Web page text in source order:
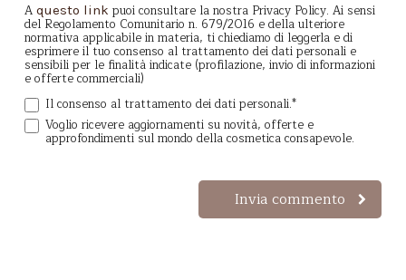
A questo link puoi consultare la nostra Privacy Policy. Ai sensi
del Regolamento Comunitario n. 679/2016 e della ulteriore
normativa applicabile in materia, ti chiediamo di leggerla e di
esprimere il tuo consenso al trattamento dei dati personali e
sensibili per le finalità indicate (profilazione, invio di informazioni
e offerte commerciali)
Il consenso al trattamento dei dati personali.*
Voglio ricevere aggiornamenti su novità, offerte e
approfondimenti sul mondo della cosmetica consapevole.